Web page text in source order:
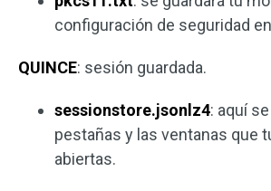
configuración de seguridad
QUINCE: sesión guardada.
sessionstore.jsonlz4: aquí
pestañas y las ventanas que
abiertas.